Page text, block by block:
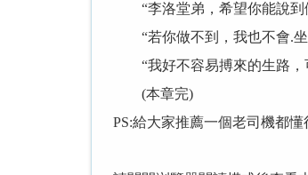
“李洛堂弟，希望你能說到
“若你做不到，我也不會.坐
“我好不容易搏來的生路，
(本章完)
PS:給大家推薦一個老司機都